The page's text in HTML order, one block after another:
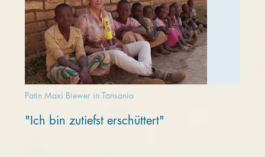
Patin Maxi Biewer in Tansania
"Ich bin zutiefst erschüttert"